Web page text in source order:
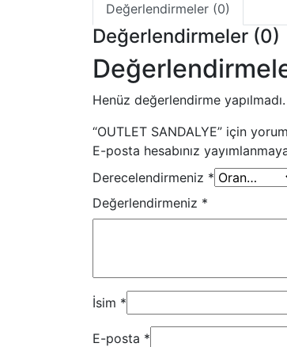
Değerlendirmeler (0)
Değerlendirmeler (0)
Henüz değerlendirme yapılmadı.
“OUTLET SANDALYE” için
E-posta hesabınız
Derecelendirmeniz *
Değerlendirmeniz *
İsim *
E-posta *